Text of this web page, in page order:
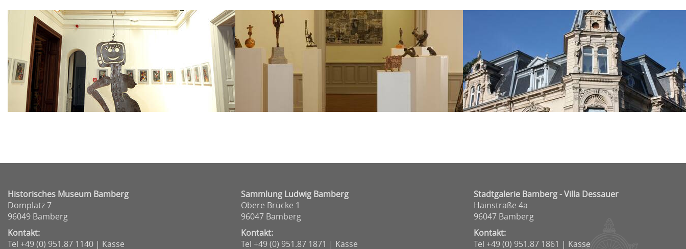
Historisches Museum Bamberg
Domplatz 7
96049 Bamberg
Kontakt:
Tel +49 (0) 951.87 1140 | Kasse
Sammlung Ludwig Bamberg
Obere Brücke 1
96047 Bamberg
Kontakt:
Tel +49 (0) 951.87 1871 | Kasse
Stadtgalerie Bamberg - Villa Dessauer
Hainstraße 4a
96047 Bamberg
Kontakt:
Tel +49 (0) 951.87 1861 | Kasse